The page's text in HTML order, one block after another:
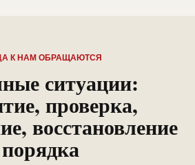
К НАМ ОБРАЩАЮТСЯ
ситуации:
проверка,
восстановление
порядка